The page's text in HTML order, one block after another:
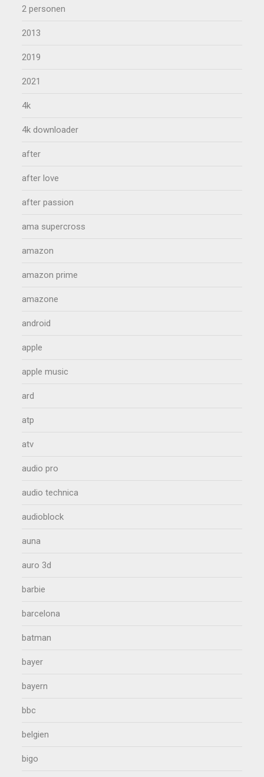
2 personen
2013
2019
2021
4k
4k downloader
after
after love
after passion
ama supercross
amazon
amazon prime
amazone
android
apple
apple music
ard
atp
atv
audio pro
audio technica
audioblock
auna
auro 3d
barbie
barcelona
batman
bayer
bayern
bbc
belgien
bigo